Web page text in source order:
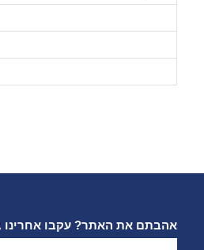
אהבתם את האתר? עקבו אחרינו